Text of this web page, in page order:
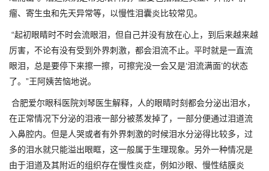
瘤、寄生虫和先天异常等，以慢性泪囊炎比较常见。
“起初眼睛时不时会流眼泪，但自己并没有放在心上，到后来越来越
厉害，不论有没有受到外界刺激，都会泪流不止。平时就是一直流
眼泪，总是要停下来擦一擦，可擦完没一会又是‘泪流满面’的状态
了。”王阿姨苦恼地说。
合肥爱尔眼科医院刘琴医生解释，人的眼睛时刻都会分泌出泪水，
在正常情况下分泌的泪液一部分被蒸发掉了，一部分便通过泪道流
入鼻腔内。但是人哭或者有外界刺激的时候泪水分泌得比较多，过
多的泪水就只能溢出眼眶，这一般属于生理现象。另外一种情况是
由于泪道及其附近的组织存在慢性炎症，例如沙眼、慢性结膜炎